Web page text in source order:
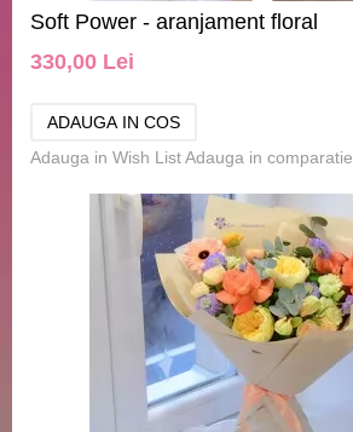
Soft Power - aranjament floral
330,00 Lei
Adauga in Wish ListAdauga in comparatie